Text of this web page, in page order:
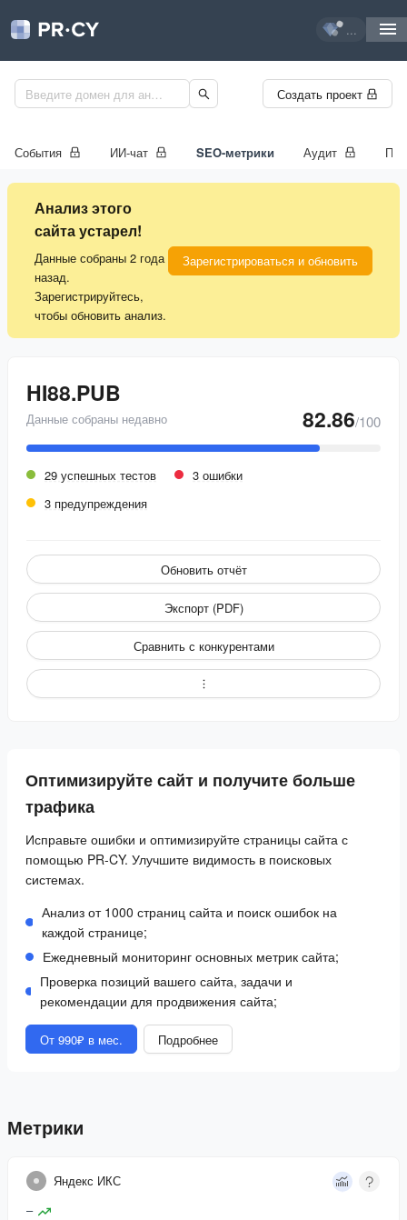
...
Создать проект
События ИИ-чат SEO-метрики Аудит
Анализ этого
сайта устарел!
Данные собраны 2 года
назад.
Зарегистрируйтесь,
чтобы обновить анализ.
Зарегистрироваться и обновить
HI88.PUB
Данные собраны недавно 82.86/100
29 успешных тестов
3 ошибки
3 предупреждения
Обновить отчёт
Экспорт (PDF)
Сравнить с конкурентами
Оптимизируйте сайт и получите больше
трафика
Исправьте ошибки и оптимизируйте страницы сайта с
помощью PR-CY. Улучшите видимость в поисковых
системах.
Анализ от 1000 страниц сайта и поиск ошибок на
каждой странице;
Ежедневный мониторинг основных метрик сайта;
Проверка позиций вашего сайта, задачи и
рекомендации для продвижения сайта;
От 990₽ в мес. Подробнее
Метрики
Яндекс ИКС
–